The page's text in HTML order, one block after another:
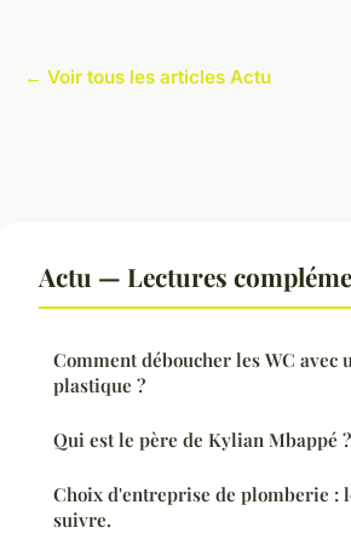
← Voir tous les articles Actu
Actu — Lectures
Comment déboucher les WC avec
plastique ?
Qui est le père de Kylian Mbappé ?
Choix d'entreprise de plomberie :
suivre.